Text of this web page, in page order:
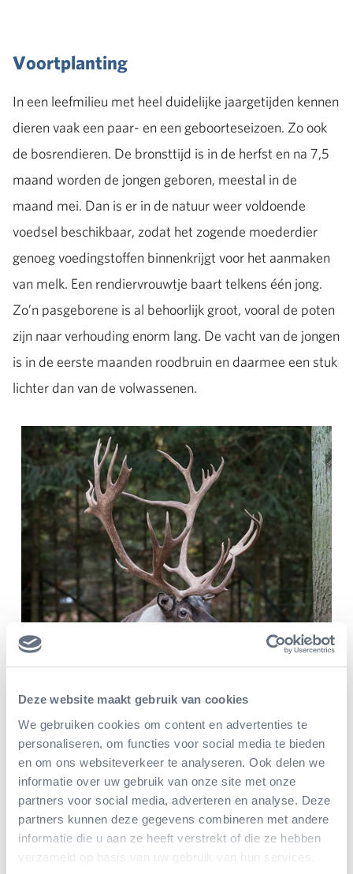
Deze website maakt gebruik van cookies
We gebruiken cookies om content en advertenties te
personaliseren, om functies voor social media te bieden
en om ons websiteverkeer te analyseren. Ook delen we
informatie over uw gebruik van onze site met onze
partners voor social media, adverteren en analyse. Deze
partners kunnen deze gegevens combineren met andere
informatie die u aan ze heeft verstrekt of die ze hebben
verzameld op basis van uw gebruik van hun services.
Voortplanting
In een leefmilieu met heel duidelijke jaargetijden kennen
dieren vaak een paar- en een geboorteseizoen. Zo ook
de bosrendieren. De bronsttijd is in de herfst en na 7,5
maand worden de jongen geboren, meestal in de
maand mei. Dan is er in de natuur weer voldoende
voedsel beschikbaar, zodat het zogende moederdier
genoeg voedingstoffen binnenkrijgt voor het aanmaken
van melk. Een rendiervrouwtje baart telkens één jong.
Zo’n pasgeborene is al behoorlijk groot, vooral de poten
zijn naar verhouding enorm lang. De vacht van de jongen
is in de eerste maanden roodbruin en daarmee een stuk
lichter dan van de volwassenen.
Foto's van bezoekers
Accepteer de cookies om foto's van bezoekers te zien.
Klik hierom de cookies te wijzigen.